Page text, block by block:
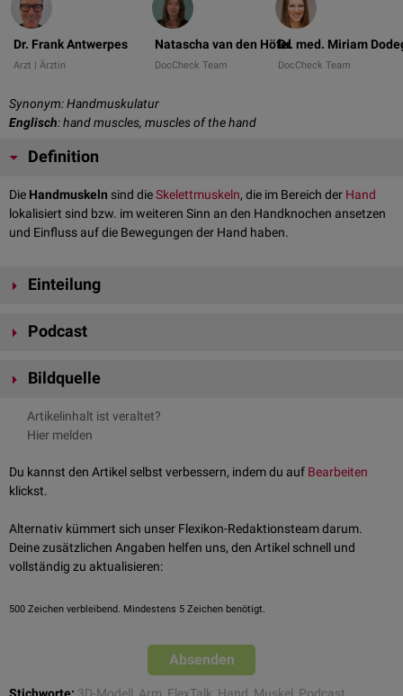
Dr. Frank Antwerpes
Arzt | Ärztin
Natascha van den Höfel
DocCheck Team
Dr. med. Miriam
DocCheck Team
Synonym: Handmuskulatur
Englisch: hand muscles, muscles of the hand
Definition
Die Handmuskeln sind dieSkelettmuskeln, die im Bereich der Hand
lokalisiert sind bzw. im weiteren Sinn an den Handknochen ansetzen
und Einfluss auf die Bewegungen der Hand haben.
Einteilung
Ursprung und Ansatz am Handskelett bzw. am Sehnenapparat der
Kurze Handmuskeln
Bei den kurzen Handmuskeln unterscheidet man weiter zwischen der
radialseitig befindlichen
Muskulatur der Hohlhand.
Podcast
FlexTalk - Auf die Finger geschaut:
Die Hand
Bildquelle
Bildquelle Podcast: © Douglas Lopez /
Artikelinhalt ist veraltet?
Hier melden
Du kannst den Artikel selbst verbessern, indem du auf Bearbeiten
klickst.
Alternativ kümmert sich unser Flexikon-Redaktionsteam darum.
Deine zusätzlichen Angaben helfen uns, den Artikel schnell und
vollständig zu aktualisieren:
500 Zeichen verbleibend. Mindestens 5 Zeichen benötigt.
Absenden